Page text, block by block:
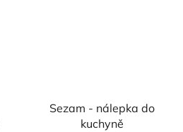
Sezam - nálepka do
kuchyně